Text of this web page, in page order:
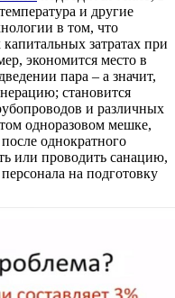
и другие
в том, что
затратах при
экономится место в
пара – а значит,
становится
и различных
одноразовом мешке,
однократного
или проводить санацию,
на подготовку